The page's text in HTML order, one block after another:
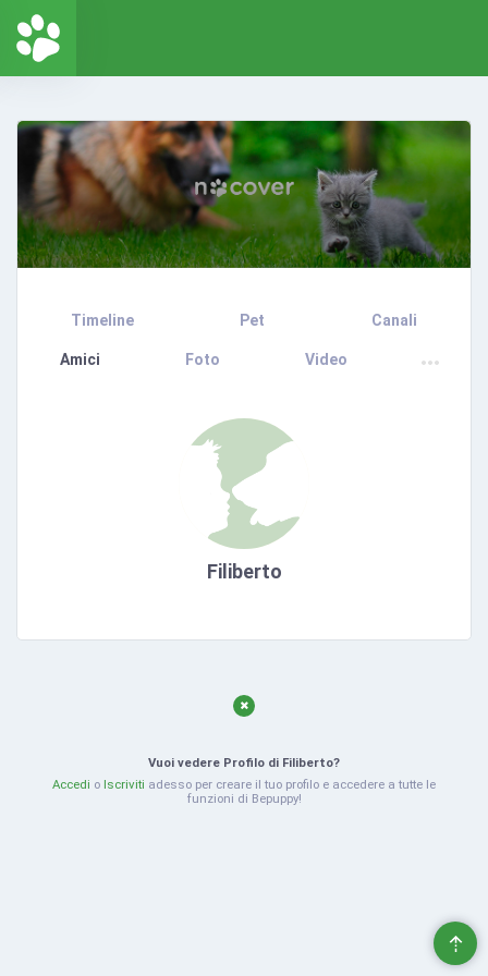
Timeline Pet Canali
Amici Foto Video
Filiberto
Vuoi vedere Profilo di Filiberto?
Accedi o Iscriviti adesso per creare il tuo profilo e accedere a tutte le
funzioni di Bepuppy!